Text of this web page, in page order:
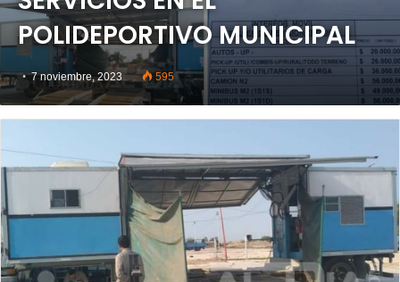
POLIDEPORTIVO MUNICIPAL
7 noviembre, 2023 595